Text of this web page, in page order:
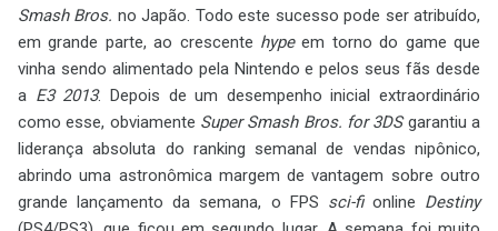
Smash Bros. no Japão. Todo este sucesso pode ser atribuído,
em grande parte, ao crescente hypeem torno do game que
vinha sendo alimentado pela Nintendo e pelos seus fãs desde
a E3 2013. Depois de um desempenho inicial extraordinário
como esse, obviamente Super Smash Bros. for 3DSgarantiu a
liderança absoluta do ranking semanal de vendas nipônico,
abrindo uma astronômica margem de vantagem sobre outro
grande lançamento da semana, o FPS sci-fionline Destiny